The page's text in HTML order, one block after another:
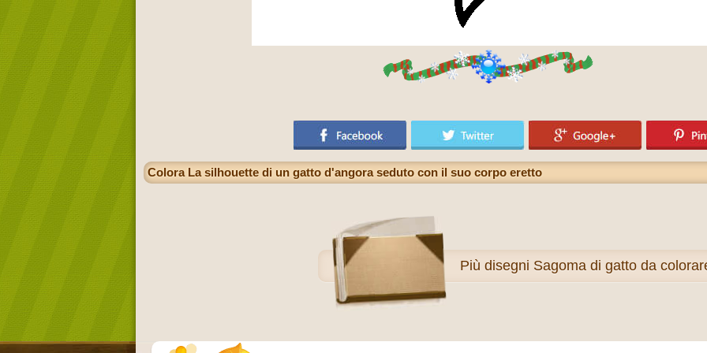
Colora La silhouette di un gatto d'angora seduto con il suo corpo eretto
Più disegni Sagoma di gatto da